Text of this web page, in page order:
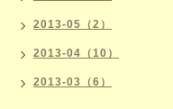
2013-05（2）
2013-04（10）
2013-03（6）